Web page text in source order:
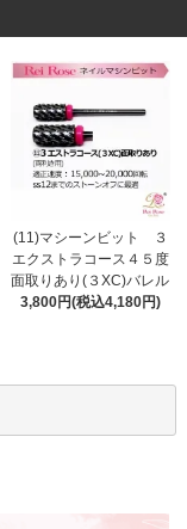
(11)マシーンビット ３
エクストラコース４５度
面取りあり(３XC)バレル
3,800円(税込4,180円)